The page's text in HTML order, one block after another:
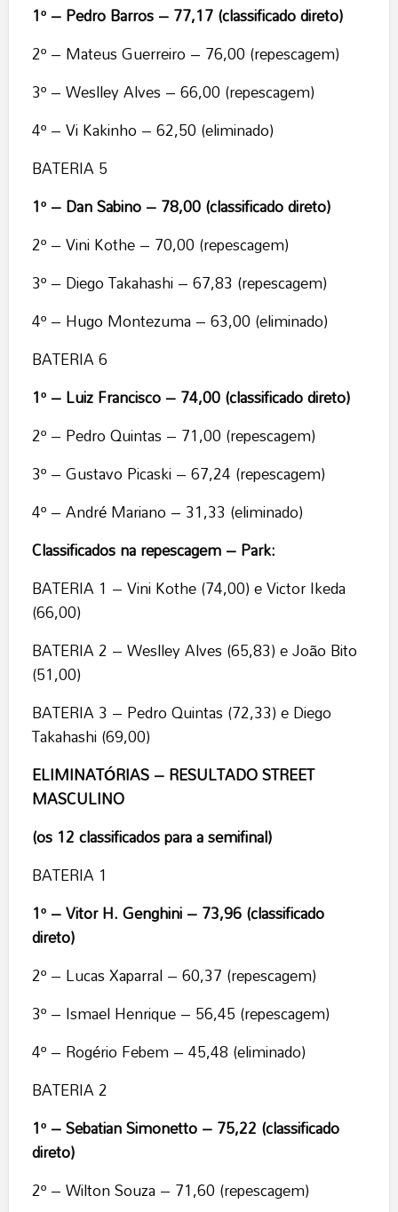
1º – Pedro Barros – 77,17 (classificado direto)
2º – Mateus Guerreiro – 76,00 (repescagem)
3º – Weslley Alves – 66,00 (repescagem)
4º – Vi Kakinho – 62,50 (eliminado)
BATERIA 5
1º – Dan Sabino – 78,00 (classificado direto)
2º – Vini Kothe – 70,00 (repescagem)
3º – Diego Takahashi – 67,83 (repescagem)
4º – Hugo Montezuma – 63,00 (eliminado)
BATERIA 6
1º – Luiz Francisco – 74,00 (classificado direto)
2º – Pedro Quintas – 71,00 (repescagem)
3º – Gustavo Picaski – 67,24 (repescagem)
4º – André Mariano – 31,33 (eliminado)
Classificados na repescagem – Park:
BATERIA 1 – Vini Kothe (74,00) e Victor Ikeda
(66,00)
BATERIA 2 – Weslley Alves (65,83) e João Bito
(51,00)
BATERIA 3 – Pedro Quintas (72,33) e Diego
Takahashi (69,00)
ELIMINATÓRIAS – RESULTADO STREET
MASCULINO
(os 12 classificados para a semifinal)
BATERIA 1
1º – Vitor H. Genghini – 73,96 (classificado
direto)
2º – Lucas Xaparral – 60,37 (repescagem)
3º – Ismael Henrique – 56,45 (repescagem)
4º – Rogério Febem – 45,48 (eliminado)
BATERIA 2
1º – Sebatian Simonetto – 75,22 (classificado
direto)
2º – Wilton Souza – 71,60 (repescagem)